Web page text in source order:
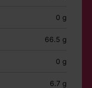
0 g
66.5 g
0 g
6.7 g